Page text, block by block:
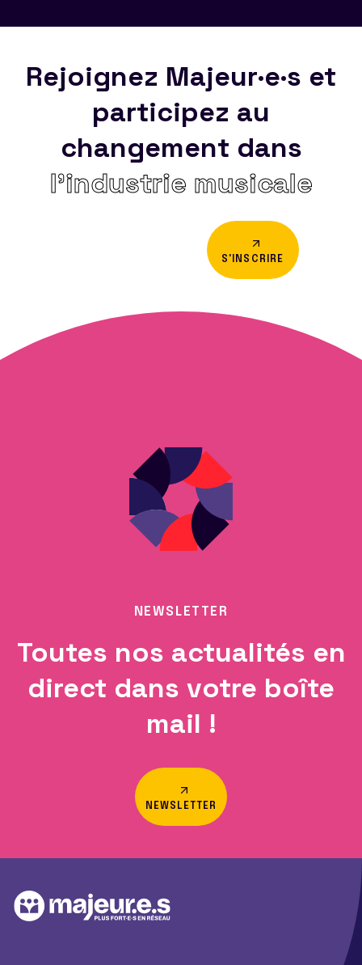
Rejoignez Majeur·e·s et
participez au
changement dans
l’industrie musicale
S'INSCRIRE
NEWSLETTER
Toutes nos actualités en
direct dans votre boîte
mail !
NEWSLETTER